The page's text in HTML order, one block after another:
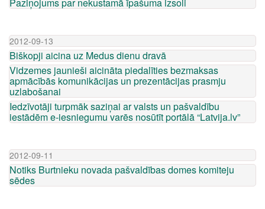
2012-09-13
Biškopji aicina uz Medus dienu dravā
Vidzemes jaunieši aicināta piedalīties bezmaksas
apmācībās komunikācijas un prezentācijas prasmju
uzlabošanai
Iedzīvotāji turpmāk saziņai ar valsts un pašvaldību
iestādēm e-iesniegumu varēs nosūtīt portālā “Latvija.lv”
2012-09-11
Notiks Burtnieku novada pašvaldības domes komiteju
sēdes